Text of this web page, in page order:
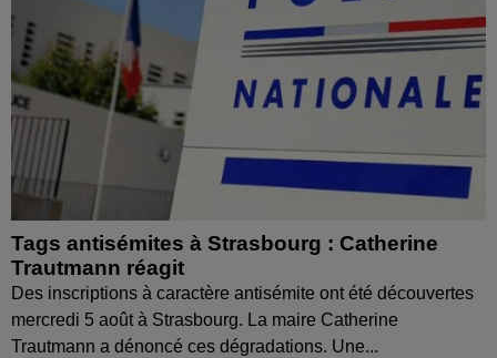
Tags antisémites à Strasbourg : Catherine
Trautmann réagit
Des inscriptions à caractère antisémite ont été découvertes
mercredi 5 août à Strasbourg. La maire Catherine
Trautmann a dénoncé ces dégradations. Une...